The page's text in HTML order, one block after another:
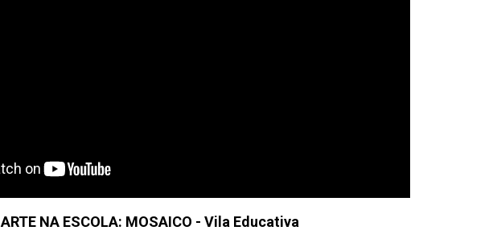
ARTE NA ESCOLA: MOSAICO - Vila Educativa